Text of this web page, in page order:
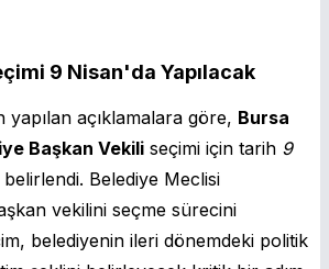
9 Nisan'da Yapılacak
yapılan açıklamalara göre, Bursa
Başkan Vekili seçimi için tarih 9
Belediye Meclisi
vekilini seçme sürecini
belediyenin ileri dönemdeki politik